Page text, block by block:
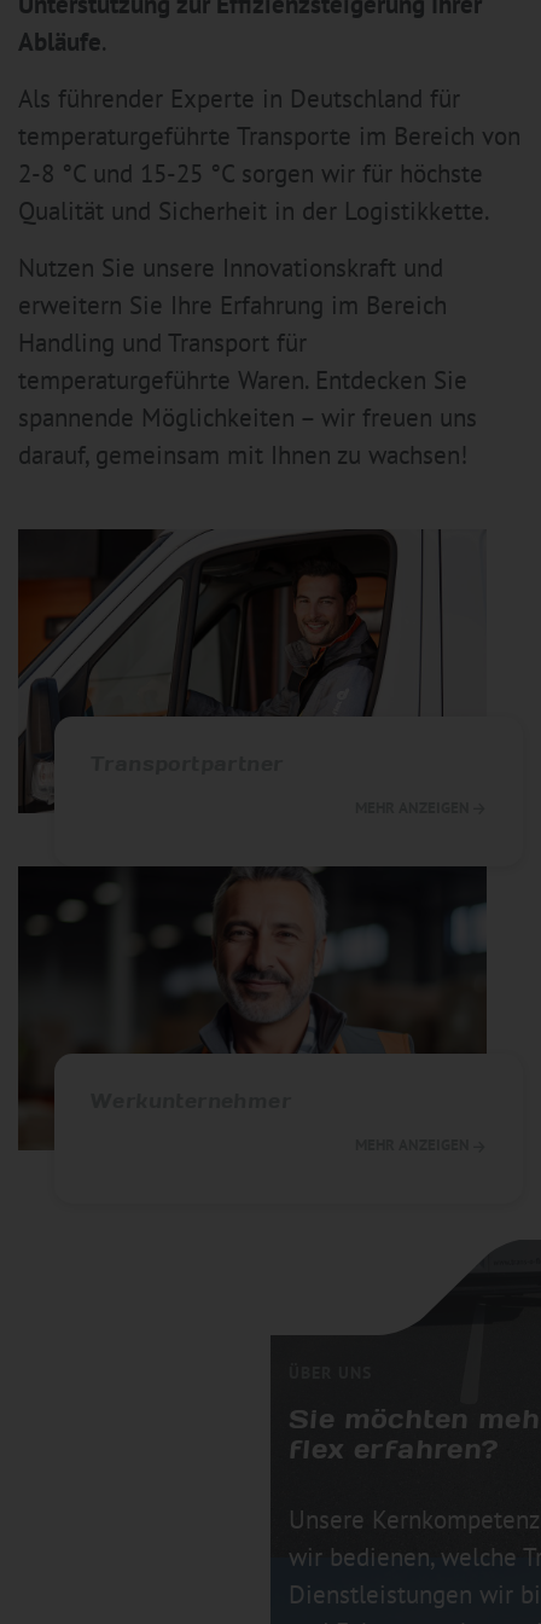
Abläufe.
Als führender Experte in Deutschland für
temperaturgeführte Transporte im Bereich von
2-8 °C und 15-25 °C sorgen wir für höchste
Qualität und Sicherheit in der Logistikkette.
Nutzen Sie unsere Innovationskraft und
erweitern Sie Ihre Erfahrung im Bereich
Handling und Transport für
temperaturgeführte Waren. Entdecken Sie
spannende Möglichkeiten – wir freuen uns
darauf, gemeinsam mit Ihnen zu wachsen!
Sie möchten
flex erfahren?
Unsere
wir bedienen, welche
Dienstleistungen wir